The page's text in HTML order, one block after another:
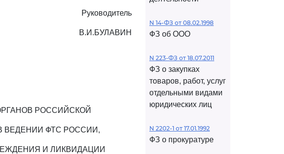
Руководитель
В.И.БУЛАВИН
РОССИЙСКОЙ
ВЕДЕНИИ ФТС РОССИИ,
И ЛИКВИДАЦИИ
N 14-ФЗ от 08.02.1998
ФЗ об ООО
N 223-ФЗ от 18.07.2011
ФЗ о закупках
товаров, работ, услуг
отдельными видами
юридических лиц
N 2202-1 от 17.01.1992
ФЗ о прокуратуре